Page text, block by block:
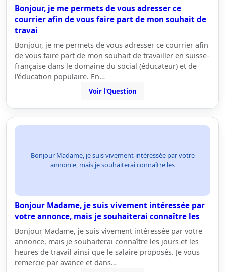
Bonjour, je me permets de vous adresser ce
courrier afin de vous faire part de mon souhait de
travai
Bonjour, je me permets de vous adresser ce courrier afin
de vous faire part de mon souhait de travailler en suisse-
française dans le domaine du social (éducateur) et de
l'éducation populaire. En…
Voir l'Question
Bonjour Madame, je suis vivement intéressée par votre
annonce, mais je souhaiterai connaître les
Bonjour Madame, je suis vivement intéressée par
votre annonce, mais je souhaiterai connaître les
Bonjour Madame, je suis vivement intéressée par votre
annonce, mais je souhaiterai connaître les jours et les
heures de travail ainsi que le salaire proposés. Je vous
remercie par avance et dans…